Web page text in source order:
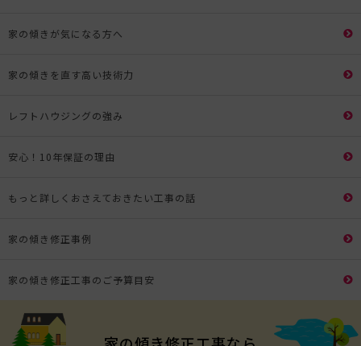
家の傾きが気になる方へ
家の傾きを直す高い技術力
レフトハウジングの強み
安心！10年保証の理由
もっと詳しくおさえておきたい工事の話
家の傾き修正事例
家の傾き修正工事のご予算目安